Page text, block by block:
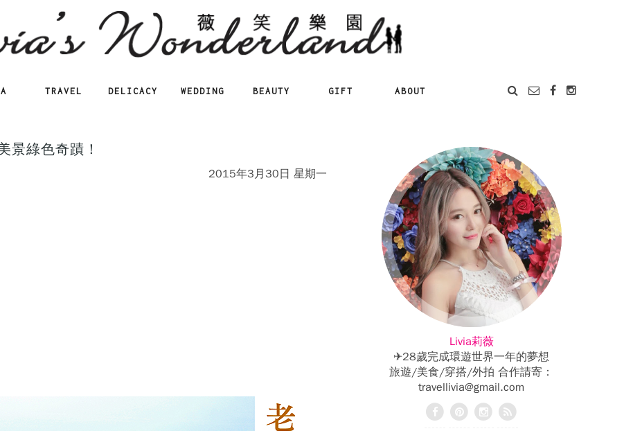
TRAVEL DELICACY WEDDING BEAUTY GIFT ABOUT
景綠色奇蹟！
2015年3月30日 星期一
Livia莉薇
✈28歲完成環遊世界一年的夢想
旅遊/美食/穿搭/外拍 合作請寄：
travellivia@gmail.com